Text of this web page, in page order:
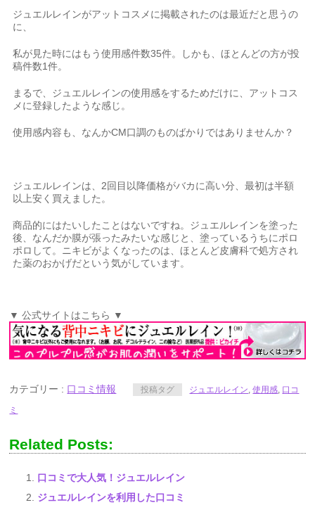
ジュエルレインがアットコスメに掲載されたのは最近だと思うの
に、
私が見た時にはもう使用感件数35件。しかも、ほとんどの方が投
稿件数1件。
まるで、ジュエルレインの使用感をするためだけに、アットコス
メに登録したような感じ。
使用感内容も、なんかCM口調のものばかりではありませんか？
ジュエルレインは、2回目以降価格がバカに高い分、最初は半額
以上安く買えました。
商品的にはたいしたことはないですね。ジュエルレインを塗った
後、なんだか膜が張ったみたいな感じと、塗っているうちにポロ
ポロして。ニキビがよくなったのは、ほとんど皮膚科で処方され
た薬のおかげだという気がしています。
▼ 公式サイトはこちら ▼
カテゴリー : 口コミ情報 投稿タグ ジュエルレイン,使用感, 口コ
ミ
Related Posts:
口コミで大人気！ジュエルレイン
ジュエルレインを利用した口コミ